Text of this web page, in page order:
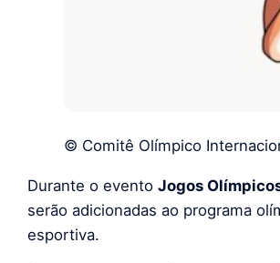
© Comitê Olímpico
Durante o evento Jogos
serão adicionadas ao programa
esportiva.